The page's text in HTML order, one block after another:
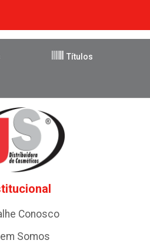
Títulos
Conosco
Somos